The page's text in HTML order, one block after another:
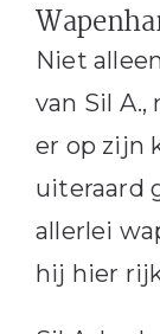
Niet
van Sil
er op zijn
uiteraard
allerlei
hij hier